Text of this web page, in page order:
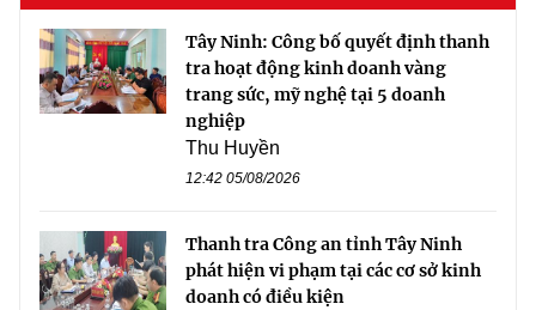
Tây Ninh: Công bố quyết định thanh
tra hoạt động kinh doanh vàng
trang sức, mỹ nghệ tại 5 doanh
nghiệp
Thu Huyền
12:42 05/08/2026
Thanh tra Công an tỉnh Tây Ninh
phát hiện vi phạm tại các cơ sở kinh
doanh có điều kiện